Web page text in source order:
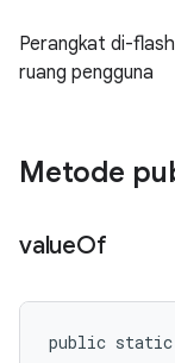
Perangkat di-
ruang pengguna
Metode
valueOf
public static